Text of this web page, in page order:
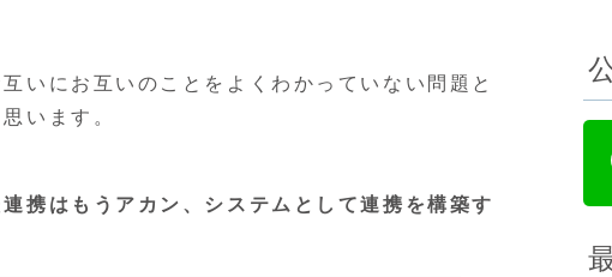
いにお互いのことをよくわかっていない問題と
います。
携はもうアカン、システムとして連携を構築す